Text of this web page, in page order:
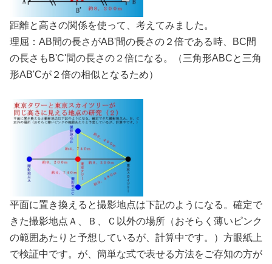
距離と高さの関係を使って、考えてみました。
理屈：AB間の長さがAB'間の長さの２倍である時、BC間
の長さもB'C'間の長さの２倍になる。（三角形ABCと三角
形AB'Cが２倍の相似となるため）
平面に置き換えると撮影地点は下記のようになる。確定で
きた撮影地点Ａ、Ｂ、Ｃ以外の場所（おそらく薄いピンク
の範囲あたりと予想しているが、計算中です。）方眼紙上
で検証中です。が、簡単な式で表せる方法をご存知の方が